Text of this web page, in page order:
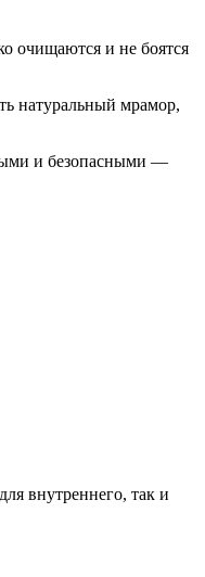
очищаются и не боятся
натуральный мрамор,
и безопасными —
внутреннего, так и